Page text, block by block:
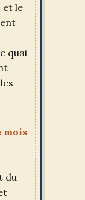
et le
quai
mois
du